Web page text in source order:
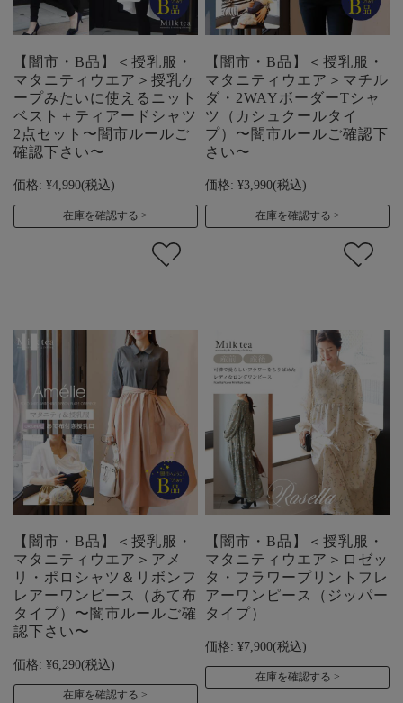
【闇市・B品】＜授乳服・
マタニティウエア＞授乳ケ
ープみたいに使えるニット
ベスト＋ティアードシャツ
2点セット〜闇市ルールご
確認下さい〜
価格: ¥4,990(税込)
在庫を確認する
【闇市・B品】＜授乳服・
マタニティウエア＞マチル
ダ・2WAYボーダーTシャ
ツ（カシュクールタイ
プ）〜闇市ルールご確認下
さい〜
価格: ¥3,990(税込)
在庫を確認する
【闇市・B品】＜授乳服・
マタニティウエア＞アメ
リ・ポロシャツ＆リボンフ
レアーワンピース（あて布
タイプ）〜闇市ルールご確
認下さい〜
価格: ¥6,290(税込)
在庫を確認する
【闇市・B品】＜授乳服・
マタニティウエア＞ロゼッ
タ・フラワープリントフレ
アーワンピース（ジッパー
タイプ）
価格: ¥7,900(税込)
在庫を確認する